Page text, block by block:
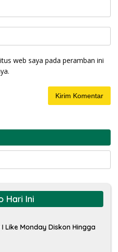
web saya pada peramban ini
Hari Ini
Like Monday Diskon Hingga